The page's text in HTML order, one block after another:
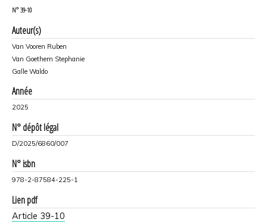
N° 39-10
Auteur(s)
Van Vooren Ruben
Van Goethem Stephanie
Galle Waldo
Année
2025
N° dépôt légal
D/2025/6860/007
N° isbn
978-2-87584-225-1
Lien pdf
Article 39-10